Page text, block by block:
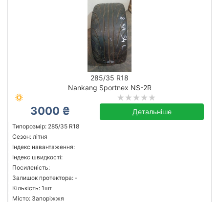
285/35 R18
Nankang Sportnex NS-2R
3000 ₴ Детальніше
Типорозмір: 285/35 R18
Сезон: літня
Індекс навантаження:
Індекс швидкості:
Посиленість:
Залишок протектора: -
Кількість: 1шт
Місто: Запоріжжя